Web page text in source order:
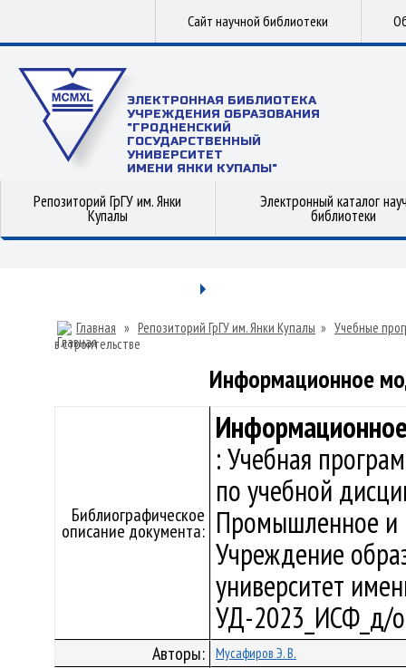
Сайт научной библиотеки
ЭЛЕКТРОННАЯ БИБЛИОТЕКА
УЧРЕЖДЕНИЯ ОБРАЗОВАНИЯ
"ГРОДНЕНСКИЙ
ГОСУДАРСТВЕННЫЙ
УНИВЕРСИТЕТ
ИМЕНИ ЯНКИ КУПАЛЫ"
Репозиторий ГрГУ им. Янки
Купалы
Электронный каталог
библиотеки
Главная » Репозиторий ГрГУ им. Янки Купалы » Учебные
в строительстве
Информационное
Библиографическое
описание документа:
: Учебная
по учебной
Промышленное и
Учреждение
университет
УД-2023_ИСФ_д/
Авторы: Мусафиров Э. В.